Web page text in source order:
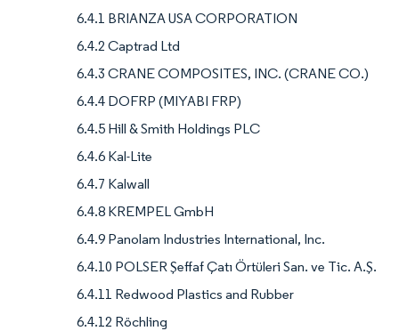
6.4.1 BRIANZA USA CORPORATION
6.4.2 Captrad Ltd
6.4.3 CRANE COMPOSITES, INC. (CRANE CO.)
6.4.4 DOFRP (MIYABI FRP)
6.4.5 Hill & Smith Holdings PLC
6.4.6 Kal-Lite
6.4.7 Kalwall
6.4.8 KREMPEL GmbH
6.4.9 Panolam Industries International, Inc.
6.4.10 POLSER Şeffaf Çatı Örtüleri San. ve Tic. A.Ş.
6.4.11 Redwood Plastics and Rubber
6.4.12 Röchling